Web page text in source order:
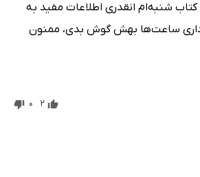
شنبه‌ام انقدری اطلاعات مفید به
ساعت‌ها بهش گوش بدی، ممنون
2
0